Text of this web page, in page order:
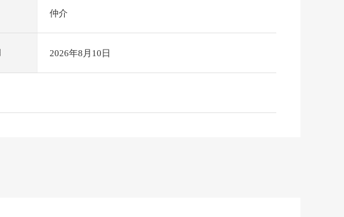
仲介
2026年8月10日